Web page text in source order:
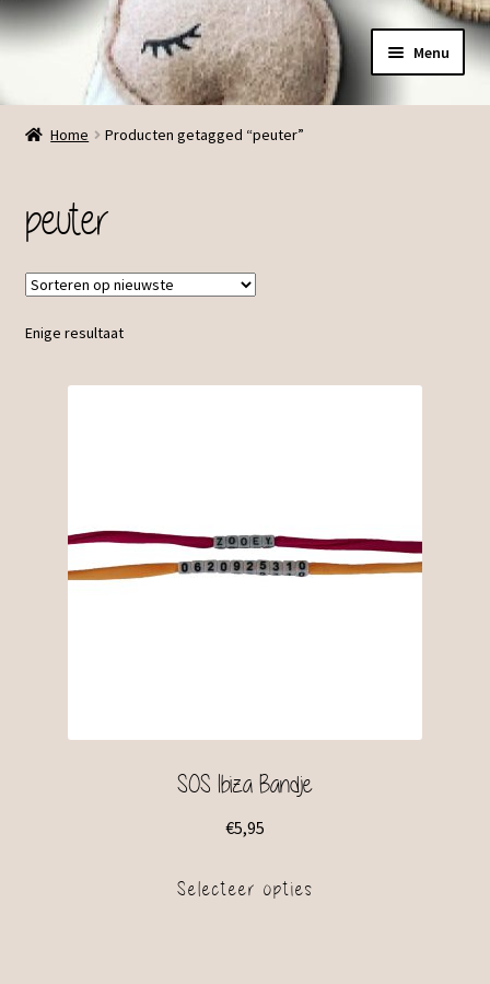
Ga
navigatie
Ga
de
inhoud
Menu
Menu
Home Producten getagged “peuter”
peuter
Enige resultaat
SOS Ibiza Bandje
€5,95
Selecteer opties